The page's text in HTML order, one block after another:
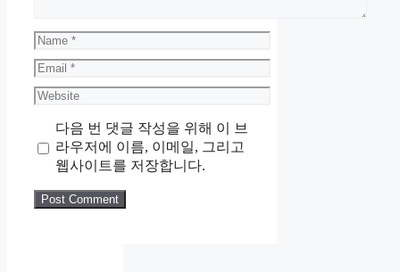
Name
Email
Website
다음 번 댓글 작성을 위해 이 브
라우저에 이름, 이메일, 그리고
웹사이트를 저장합니다.